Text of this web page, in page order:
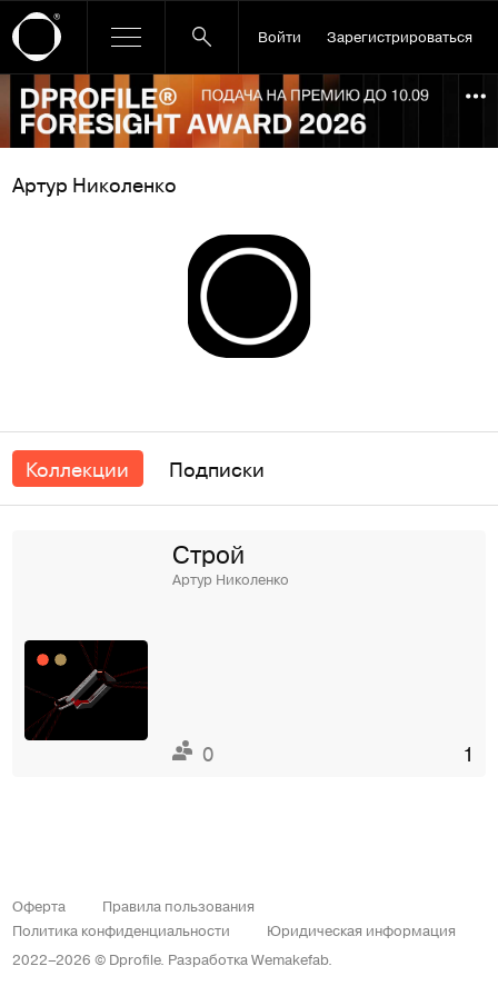
Войти Зарегистрироваться
Ссылка баннера
Артур Николенко
Коллекции Подписки
Строй
Артур Николенко
0 1
2022–2026 © Dprofile. РазработкаWemakefab.
Оферта
Правила пользования
Политика конфиденциальности
Юридическая информация